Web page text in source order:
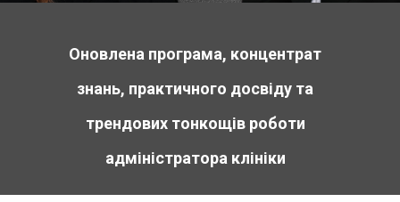
Оновлена програма, концентрат
знань, практичного досвіду та
трендових тонкощів роботи
адміністратора клініки